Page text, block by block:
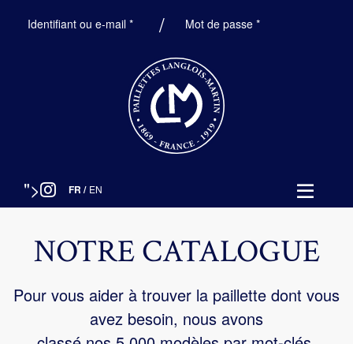
Identifiant ou e-mail *ObligatoireMot de passe*Obligatoire
"> FR / EN
NOTRE CATALOGUE
Pour vous aider à trouver la paillette dont vous
avez besoin, nous avons